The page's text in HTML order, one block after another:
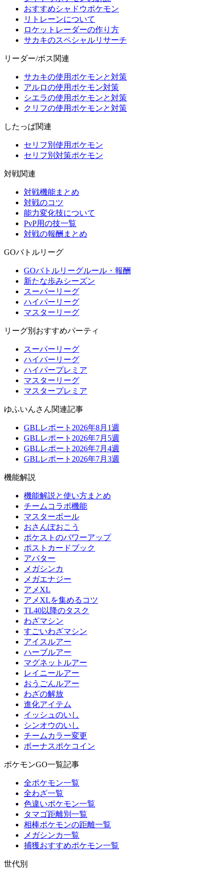
おすすめシャドウポケモン
リトレーンについて
ロケットレーダーの作り方
サカキのスペシャルリサーチ
リーダー/ボス関連
サカキの使用ポケモンと対策
アルロの使用ポケモン対策
シエラの使用ポケモンと対策
クリフの使用ポケモンと対策
したっぱ関連
セリフ別使用ポケモン
セリフ別対策ポケモン
対戦関連
対戦機能まとめ
対戦のコツ
能力変化技について
PvP用の技一覧
対戦の報酬まとめ
GOバトルリーグ
GOバトルリーグルール・報酬
新たな歩みシーズン
スーパーリーグ
ハイパーリーグ
マスターリーグ
リーグ別おすすめパーティ
スーパーリーグ
ハイパーリーグ
ハイパープレミア
マスターリーグ
マスタープレミア
ゆふいんさん関連記事
GBLレポート2026年8月1週
GBLレポート2026年7月5週
GBLレポート2026年7月4週
GBLレポート2026年7月3週
機能解説
機能解説と使い方まとめ
チームコラボ機能
マスターボール
おさんぽおこう
ポケストのパワーアップ
ポストカードブック
アバター
メガシンカ
メガエナジー
アメXL
アメXLを集めるコツ
TL40以降のタスク
わざマシン
すごいわざマシン
アイスルアー
ハーブルアー
マグネットルアー
レイニールアー
おうごんルアー
わざの解放
進化アイテム
イッシュのいし
シンオウのいし
チームカラー変更
ボーナスポケコイン
ポケモンGO一覧記事
全ポケモン一覧
全わざ一覧
色違いポケモン一覧
タマゴ距離別一覧
相棒ポケモンの距離一覧
メガシンカ一覧
捕獲おすすめポケモン一覧
世代別